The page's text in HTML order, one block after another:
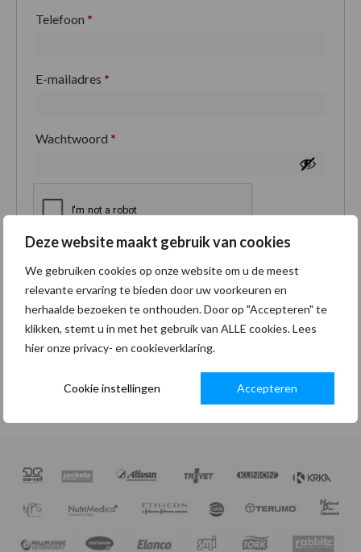
Deze website maakt gebruik van cookies
We gebruiken cookies op onze website om u de meest
relevante ervaring te bieden door uw voorkeuren en
herhaalde bezoeken te onthouden. Door op "Accepteren" te
klikken, stemt u in met het gebruik van ALLE cookies. Lees
hier onze privacy- en cookieverklaring.
Cookie instellingen Accepteren
Telefoon *
E-mailadres *
Wachtwoord *
Je persoonlijke gegevens worden gebruikt om je
ervaring op deze site te ondersteunen, om toegang
tot je account te beheren en voor andere doeleinden
zoals omschreven in onzeprivacybeleid.